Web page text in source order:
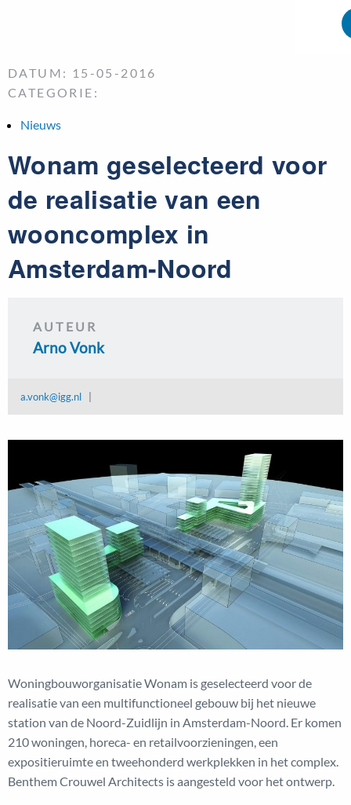
DATUM: 15-05-2016
CATEGORIE:
Nieuws
Wonam geselecteerd voor
de realisatie van een
wooncomplex in
Amsterdam-Noord
AUTEUR
Arno Vonk
a.vonk@igg.nl
Woningbouworganisatie Wonam is geselecteerd voor de
realisatie van een multifunctioneel gebouw bij het nieuwe
station van de Noord-Zuidlijn in Amsterdam-Noord. Er komen
210 woningen, horeca- en retailvoorzieningen, een
expositieruimte en tweehonderd werkplekken in het complex.
Benthem Crouwel Architects is aangesteld voor het ontwerp.